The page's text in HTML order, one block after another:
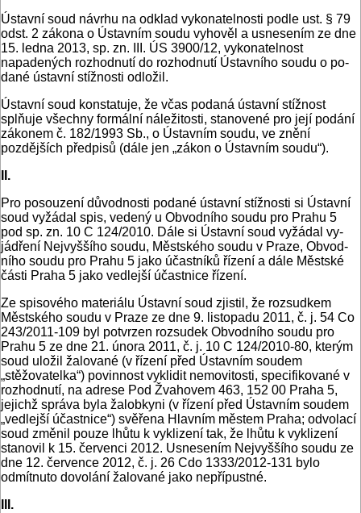
Ústavní soud návrhu na odklad vykonatelnosti podle ust. § 79
odst. 2 zákona o Ústavním soudu vyhověl a usnesením ze dne
15. ledna 2013, sp. zn. III. ÚS 3900/12, vykonatelnost
napadených rozhodnutí do rozhodnutí Ústavního soudu o po­
dané ústavní stížnosti odložil.
Ústavní soud konstatuje, že včas podaná ústavní stížnost
splňuje všechny formální náležitosti, stanovené pro její po­dání
zákonem č. 182/1993 Sb., o Ústavním soudu, ve znění
pozdějších předpisů (dále jen „zákon o Ústavním soudu“).
II.
Pro posouzení důvodnosti podané ústavní stížnosti si Ústav­ní
soud vyžádal spis, vedený u Obvodního soudu pro Prahu 5
pod sp. zn. 10 C 124/2010. Dále si Ústavní soud vyžádal vy­
jádření Nejvyššího soudu, Městského soudu v Praze, Obvod­
ního soudu pro Prahu 5 jako účastníků řízení a dále Městské
části Praha 5 jako vedlejší účastnice řízení.
Ze spisového materiálu Ústavní soud zjistil, že rozsud­kem
Městského soudu v Praze ze dne 9. listopadu 2011, č. j. 54 Co
243/2011-109 byl potvrzen rozsudek Obvodního sou­du pro
Prahu 5 ze dne 21. února 2011, č. j. 10 C 124/2010-80, kterým
soud uložil žalované (v řízení před Ústavním soudem
„stěžovatelka“) povinnost vyklidit nemovitosti, specifikované v
rozhodnutí, na adrese Pod Žvahovem 463, 152 00 Praha 5,
jejichž správa byla žalobkyni (v řízení před Ústavním soudem
„vedlejší účastnice“) svěřena Hlavním městem Praha; odvo­lací
soud změnil pouze lhůtu k vyklizení tak, že lhůtu k vykli­zení
stanovil k 15. červenci 2012. Usnesením Nejvyššího sou­du ze
dne 12. července 2012, č. j. 26 Cdo 1333/2012-131 bylo
odmítnuto dovolání žalované jako nepřípustné.
III.